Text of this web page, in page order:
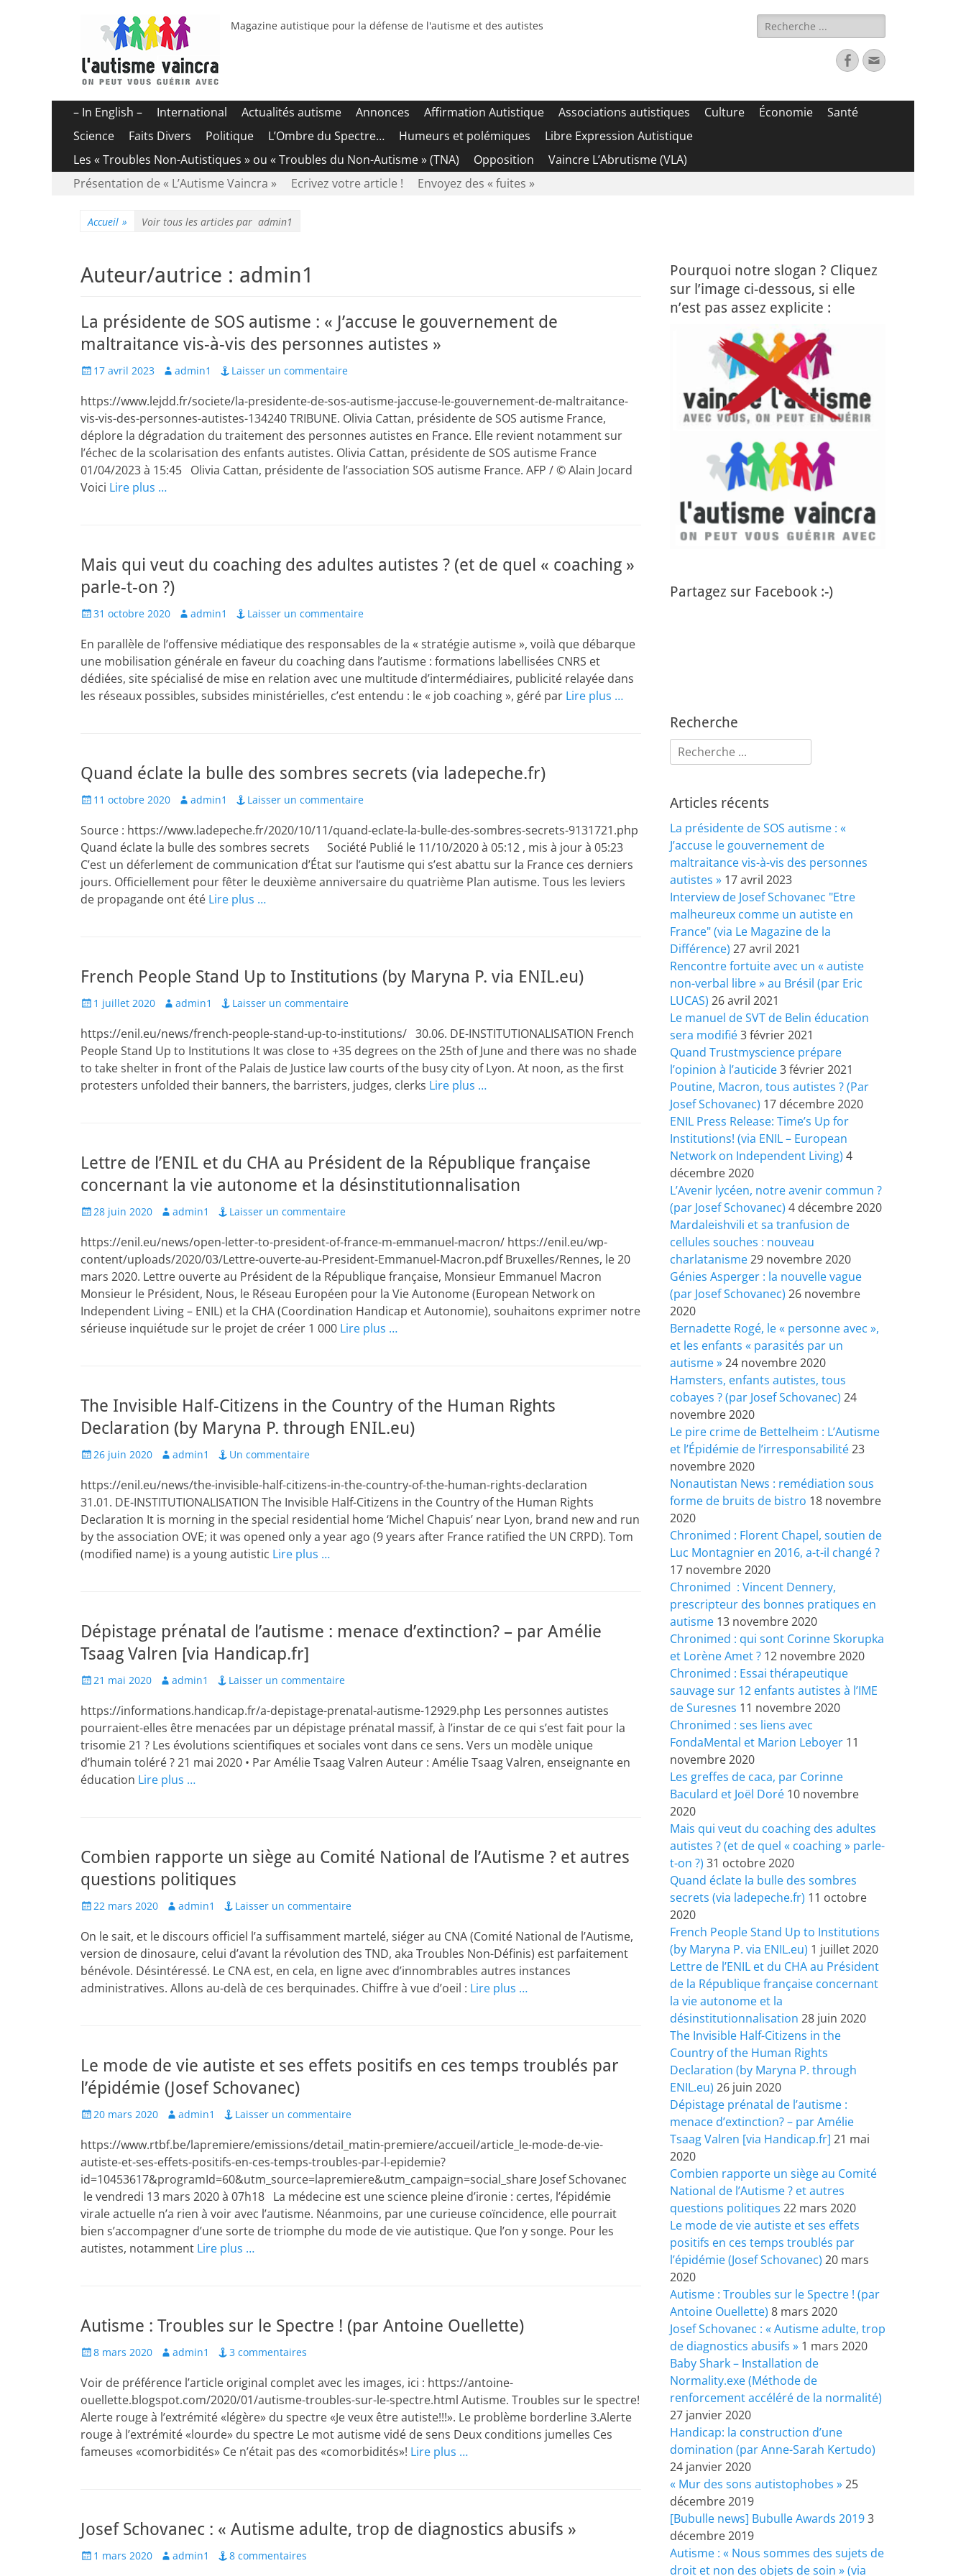
Magazine autistique pour la défense de l'autisme et des autistes Rechercher :
FacebookAdresse
de
Menu
principal
Aller
contenu
– In English – International Actualités autisme Annonces Affirmation Autistique Associations autistiques Culture Économie
Santé
Science
Faits Divers Politique L’Ombre du Spectre… Humeurs et polémiques
Libre Expression Autistique
Les « Troubles Non-Autistiques » ou « Troubles du Non-Autisme » (TNA)
Opposition Vaincre L’Abrutisme (VLA)
Menu
Aller
Présentation de « L’Autisme Vaincra » Ecrivez votre article ! Envoyez des « fuites »
Accueil » Voir tous les articles par admin1
Auteur/autrice : admin1
La présidente de SOS autisme : « J’accuse le gouvernement de
maltraitance vis-à-vis des personnes autistes »
Posted
17 avril 2023 Author
admin1 Laisser un commentaire
https://www.lejdd.fr/societe/la-presidente-de-sos-autisme-jaccuse-le-gouvernement-de-maltraitance-
vis-vis-des-personnes-autistes-134240 TRIBUNE. Olivia Cattan, présidente de SOS autisme France,
déplore la dégradation du traitement des personnes autistes en France. Elle revient notamment sur
l’échec de la scolarisation des enfants autistes. Olivia Cattan, présidente de SOS autisme France
01/04/2023 à 15:45 Olivia Cattan, présidente de l’association SOS autisme France. AFP / © Alain Jocard
Voici Lire plus …
Mais qui veut du coaching des adultes autistes ? (et de quel « coaching »
parle-t-on ?)
Posted
31 octobre 2020 Author
admin1 Laisser un commentaire
En parallèle de l’offensive médiatique des responsables de la « stratégie autisme », voilà que débarque
une mobilisation générale en faveur du coaching dans l’autisme : formations labellisées CNRS et
dédiées, site spécialisé de mise en relation avec une multitude d’intermédiaires, publicité relayée dans
les réseaux possibles, subsides ministérielles, c’est entendu : le « job coaching », géré par Lire plus …
Quand éclate la bulle des sombres secrets (via ladepeche.fr)
Posted
11 octobre 2020 Author
admin1 Laisser un commentaire
Source : https://www.ladepeche.fr/2020/10/11/quand-eclate-la-bulle-des-sombres-secrets-9131721.php
Quand éclate la bulle des sombres secrets Société Publié le 11/10/2020 à 05:12 , mis à jour à 05:23
C’est un déferlement de communication d’État sur l’autisme qui s’est abattu sur la France ces derniers
jours. Officiellement pour fêter le deuxième anniversaire du quatrième Plan autisme. Tous les leviers
de propagande ont été Lire plus …
French People Stand Up to Institutions (by Maryna P. via ENIL.eu)
Posted
1 juillet 2020 Author
admin1 Laisser un commentaire
https://enil.eu/news/french-people-stand-up-to-institutions/ 30.06. DE-INSTITUTIONALISATION French
People Stand Up to Institutions It was close to +35 degrees on the 25th of June and there was no shade
to take shelter in front of the Palais de Justice law courts of the busy city of Lyon. At noon, as the first
protesters unfolded their banners, the barristers, judges, clerks Lire plus …
Lettre de l’ENIL et du CHA au Président de la République française
concernant la vie autonome et la désinstitutionnalisation
Posted
28 juin 2020 Author
admin1 Laisser un commentaire
https://enil.eu/news/open-letter-to-president-of-france-m-emmanuel-macron/ https://enil.eu/wp-
content/uploads/2020/03/Lettre-ouverte-au-President-Emmanuel-Macron.pdf Bruxelles/Rennes, le 20
mars 2020. Lettre ouverte au Président de la République française, Monsieur Emmanuel Macron
Monsieur le Président, Nous, le Réseau Européen pour la Vie Autonome (European Network on
Independent Living – ENIL) et la CHA (Coordination Handicap et Autonomie), souhaitons exprimer notre
sérieuse inquiétude sur le projet de créer 1 000 Lire plus …
The Invisible Half-Citizens in the Country of the Human Rights
Declaration (by Maryna P. through ENIL.eu)
Posted
26 juin 2020 Author
admin1 Un commentaire
https://enil.eu/news/the-invisible-half-citizens-in-the-country-of-the-human-rights-declaration
31.01. DE-INSTITUTIONALISATION The Invisible Half-Citizens in the Country of the Human Rights
Declaration It is morning in the special residential home ‘Michel Chapuis’ near Lyon, brand new and run
by the association OVE; it was opened only a year ago (9 years after France ratified the UN CRPD). Tom
(modified name) is a young autistic Lire plus …
Dépistage prénatal de l’autisme : menace d’extinction? – par Amélie
Tsaag Valren [via Handicap.fr]
Posted
21 mai 2020 Author
admin1 Laisser un commentaire
https://informations.handicap.fr/a-depistage-prenatal-autisme-12929.php Les personnes autistes
pourraient-elles être menacées par un dépistage prénatal massif, à l’instar de ce qui s’est fait pour la
trisomie 21 ? Les évolutions scientifiques et sociales vont dans ce sens. Vers un modèle unique
d’humain toléré ? 21 mai 2020 • Par Amélie Tsaag Valren Auteur : Amélie Tsaag Valren, enseignante en
éducation Lire plus …
Combien rapporte un siège au Comité National de l’Autisme ? et autres
questions politiques
Posted
22 mars 2020 Author
admin1 Laisser un commentaire
On le sait, et le discours officiel l’a suffisamment martelé, siéger au CNA (Comité National de l’Autisme,
version de dinosaure, celui d’avant la révolution des TND, aka Troubles Non-Définis) est parfaitement
bénévole. Désintéressé. Le CNA est, en cela, en ligne avec d’innombrables autres instances
administratives. Allons au-delà de ces berquinades. Chiffre à vue d’oeil : Lire plus …
Le mode de vie autiste et ses effets positifs en ces temps troublés par
l’épidémie (Josef Schovanec)
Posted
20 mars 2020 Author
admin1 Laisser un commentaire
https://www.rtbf.be/lapremiere/emissions/detail_matin-premiere/accueil/article_le-mode-de-vie-
autiste-et-ses-effets-positifs-en-ces-temps-troubles-par-l-epidemie?
id=10453617&programId=60&utm_source=lapremiere&utm_campaign=social_share Josef Schovanec
le vendredi 13 mars 2020 à 07h18 La médecine est une science pleine d’ironie : certes, l’épidémie
virale actuelle n’a rien à voir avec l’autisme. Néanmoins, par une curieuse coïncidence, elle pourrait
bien s’accompagner d’une sorte de triomphe du mode de vie autistique. Que l’on y songe. Pour les
autistes, notamment Lire plus …
Autisme : Troubles sur le Spectre ! (par Antoine Ouellette)
Posted
8 mars 2020 Author
admin1 3 commentaires
Voir de préférence l’article original complet avec les images, ici : https://antoine-
ouellette.blogspot.com/2020/01/autisme-troubles-sur-le-spectre.html Autisme. Troubles sur le spectre!
Alerte rouge à l’extrémité «légère» du spectre «Je veux être autiste!!!». Le problème borderline 3.Alerte
rouge à l’extrémité «lourde» du spectre Le mot autisme vidé de sens Deux conditions jumelles Ces
fameuses «comorbidités» Ce n’était pas des «comorbidités»! Lire plus …
Josef Schovanec : « Autisme adulte, trop de diagnostics abusifs »
Posted
1 mars 2020 Author
admin1 8 commentaires
Pourquoi notre slogan ? Cliquez
sur l’image ci-dessous, si elle
n’est pas assez explicite :
Partagez sur Facebook :-)
Recherche
Rechercher :
Articles récents
La présidente de SOS autisme : «
J’accuse le gouvernement de
maltraitance vis-à-vis des personnes
autistes » 17 avril 2023
Interview de Josef Schovanec "Etre
malheureux comme un autiste en
France" (via Le Magazine de la
Différence) 27 avril 2021
Rencontre fortuite avec un « autiste
non-verbal libre » au Brésil (par Eric
LUCAS) 26 avril 2021
Le manuel de SVT de Belin éducation
sera modifié3 février 2021
Quand Trustmyscience prépare
l’opinion à l’auticide3 février 2021
Poutine, Macron, tous autistes ? (Par
Josef Schovanec) 17 décembre 2020
ENIL Press Release: Time’s Up for
Institutions! (via ENIL – European
Network on Independent Living) 4
décembre 2020
L’Avenir lycéen, notre avenir commun ?
(par Josef Schovanec) 4 décembre 2020
Mardaleishvili et sa tranfusion de
cellules souches : nouveau
charlatanisme29 novembre 2020
Génies Asperger : la nouvelle vague
(par Josef Schovanec) 26 novembre
2020
Bernadette Rogé, le « personne avec »,
et les enfants « parasités par un
autisme »24 novembre 2020
Hamsters, enfants autistes, tous
cobayes ? (par Josef Schovanec) 24
novembre 2020
Le pire crime de Bettelheim : L’Autisme
et l’Épidémie de l’irresponsabilité23
novembre 2020
Nonautistan News : remédiation sous
forme de bruits de bistro 18 novembre
2020
Chronimed : Florent Chapel, soutien de
Luc Montagnier en 2016, a-t-il changé ?
17 novembre 2020
Chronimed : Vincent Dennery,
prescripteur des bonnes pratiques en
autisme 13 novembre 2020
Chronimed : qui sont Corinne Skorupka
et Lorène Amet ? 12 novembre 2020
Chronimed : Essai thérapeutique
sauvage sur 12 enfants autistes à l’IME
de Suresnes 11 novembre 2020
Chronimed : ses liens avec
FondaMental et Marion Leboyer 11
novembre 2020
Les greffes de caca, par Corinne
Baculard et Joël Doré 10 novembre
2020
Mais qui veut du coaching des adultes
autistes ? (et de quel « coaching » parle-
t-on ?) 31 octobre 2020
Quand éclate la bulle des sombres
secrets (via ladepeche.fr) 11 octobre
2020
French People Stand Up to Institutions
(by Maryna P. via ENIL.eu) 1 juillet 2020
Lettre de l’ENIL et du CHA au Président
de la République française concernant
la vie autonome et la
désinstitutionnalisation 28 juin 2020
The Invisible Half-Citizens in the
Country of the Human Rights
Declaration (by Maryna P. through
ENIL.eu) 26 juin 2020
Dépistage prénatal de l’autisme :
menace d’extinction? – par Amélie
Tsaag Valren [via Handicap.fr] 21 mai
2020
Combien rapporte un siège au Comité
National de l’Autisme ? et autres
questions politiques 22 mars 2020
Le mode de vie autiste et ses effets
positifs en ces temps troublés par
l’épidémie (Josef Schovanec) 20 mars
2020
Autisme : Troubles sur le Spectre ! (par
Antoine Ouellette) 8 mars 2020
Josef Schovanec : « Autisme adulte, trop
de diagnostics abusifs » 1 mars 2020
Baby Shark – Installation de
Normality.exe (Méthode de
renforcement accéléré de la normalité)
27 janvier 2020
Handicap: la construction d’une
domination (par Anne-Sarah Kertudo)
24 janvier 2020
« Mur des sons autistophobes »25
décembre 2019
[Bubulle news] Bubulle Awards 20193
décembre 2019
Autisme : « Nous sommes des sujets de
droit et non des objets de soin » (via